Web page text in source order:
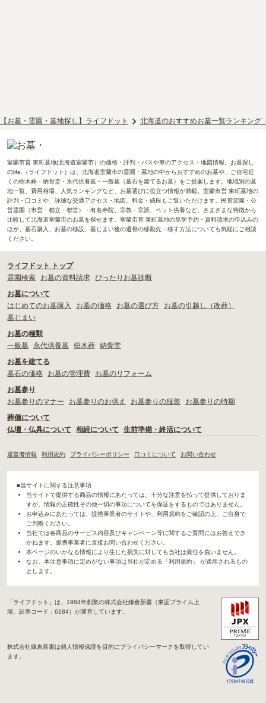
【お墓・霊園・墓地探し】ライフドット 北海道のおすすめお墓一覧ランキング
室蘭市営 東町墓地(北海道室蘭市）の価格・評判・バスや車のアクセス・地図情報。お墓探し
のlife.（ライフドット）は、北海道室蘭市の霊園・墓地の中からおすすめのお墓や、ご自宅近
くの樹木葬・納骨堂・永代供養墓・一般墓（墓石を建てるお墓）をご提案します。地域別の墓
地一覧、費用相場、人気ランキングなど、お墓選びに役立つ情報が満載。室蘭市営 東町墓地の
評判・口コミや、詳細な交通アクセス・地図、料金・値段もご覧いただけます。民営霊園・公
営霊園（市営・都立・都営）・有名寺院、宗教・宗派、ペット供養など、さまざまな特徴から
比較して北海道室蘭市のお墓を探せます。室蘭市営 東町墓地の見学予約・資料請求の申込みの
ほか、墓石購入、お墓の移設、墓じまい後の遺骨の移動先・移す方法についても気軽にご相談
ください。
ライフドット トップ
霊園検索
お墓の資料請求 ぴったりお墓診断
お墓について
はじめてのお墓購入
お墓の価格 お墓の選び方
お墓の引越し（改葬）
墓じまい
お墓の種類
一般墓
永代供養墓 樹木葬 納骨堂
お墓を建てる
墓石の価格
お墓の管理費
お墓のリフォーム
お墓参り
お墓参りのマナー
お墓参りのお供え お墓参りの服装
お墓参りの時期
葬儀について
仏壇・仏具について
相続について 生前準備・終活について
運営者情報 利用規約 プライバシーポリシー 口コミについて お問い合わせ
■当サイトに関する注意事項
当サイトで提供する商品の情報にあたっては、十分な注意を払って提供しておりま
すが、情報の正確性その他一切の事項についてを保証をするものではありません。
お申込みにあたっては、提携事業者のサイトや、利用規約をご確認の上、ご自身で
ご判断ください。
当社では各商品のサービス内容及びキャンペーン等に関するご質問にはお答えでき
かねます。提携事業者に直接お問い合わせください。
本ページのいかなる情報により生じた損失に対しても当社は責任を負いません。
なお、本注意事項に定めがない事項は当社が定める「利用規約」 が適用されるもの
とします。
「ライフドット」は、1984年創業の株式会社鎌倉新書（東証プライム上
場、証券コード：6184）が運営しています。
株式会社鎌倉新書は個人情報保護を目的にプライバシーマークを取得してい
ます。